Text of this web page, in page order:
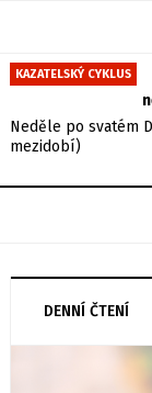
KAZATELSKÝ CYKLUS
Neděle po svatém
mezidobí)
DENNÍ ČTENÍ